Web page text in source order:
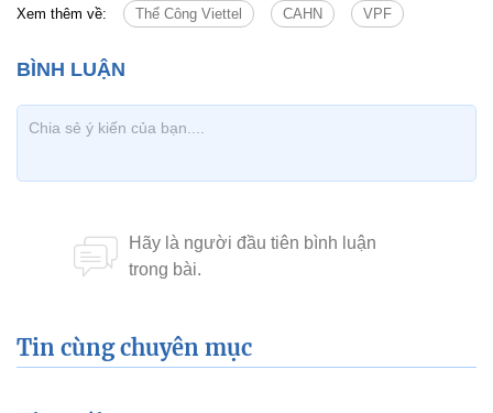
Xem thêm về: Thể Công Viettel CAHN VPF
Tin cùng chuyên mục